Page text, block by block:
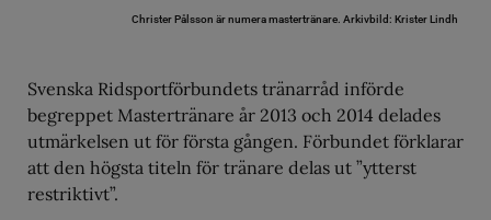
Christer Pålsson är numera mastertränare. Arkivbild: Krister Lindh
Svenska Ridsportförbundets tränarråd införde
begreppet Mastertränare år 2013 och 2014 delades
utmärkelsen ut för första gången. Förbundet förklarar
att den högsta titeln för tränare delas ut ”ytterst
restriktivt”.